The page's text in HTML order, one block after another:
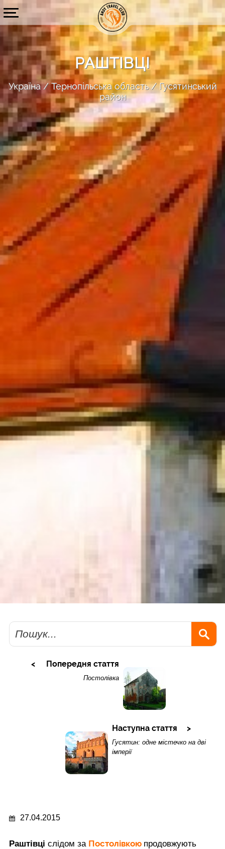
РАШТІВЦІ
Україна Тернопільська область
Гусятинський
район
Пошук
Попередня стаття
Постолівка
Наступна стаття
Гусятин: одне містечко на дві
імперії
27.04.2015
Раштівці слідом за Постолівкою продовжують